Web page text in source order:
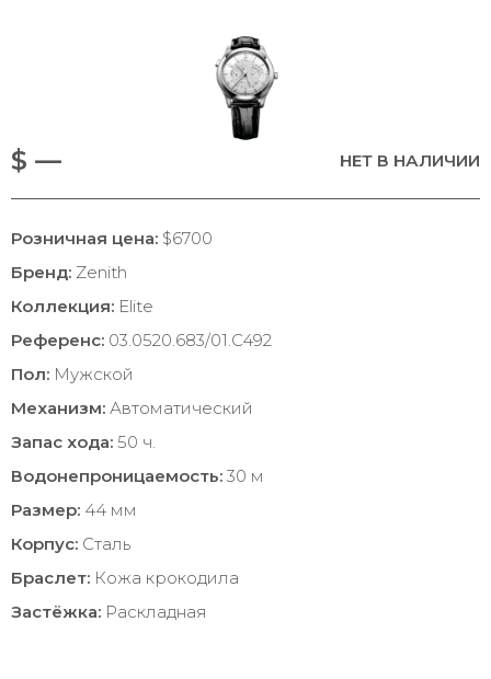
$ — НЕТ В НАЛИЧИИ
Розничная цена: $6700
Бренд: Zenith
Коллекция: Elite
Референс: 03.0520.683/01.C492
Пол: Мужской
Механизм: Автоматический
Запас хода: 50 ч.
Водонепроницаемость: 30 м
Размер: 44 мм
Корпус: Сталь
Браслет: Кожа крокодила
Застёжка: Раскладная